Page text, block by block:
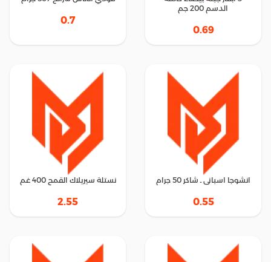
الدسم 200 جم
0.69
0.7
انشوجا اسبانى ـ شاكر 50 جرام
0.55
نستلة سيريلاك القمح 400 غم
2.55